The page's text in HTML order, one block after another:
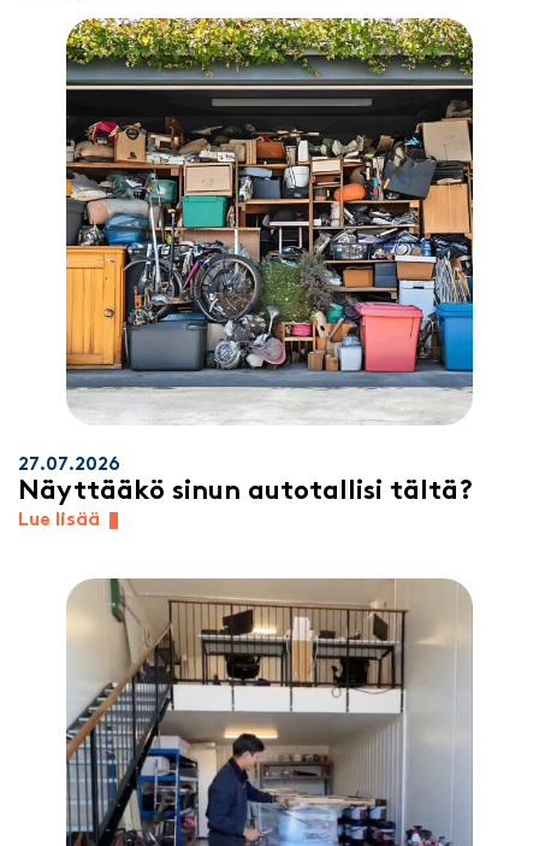
27.07.2026
Näyttääkö sinun autotallisi tältä?
Lue lisää